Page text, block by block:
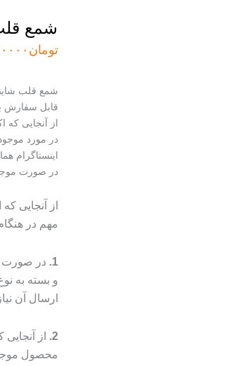
شمع
تومان
شمع قلب
قابل سفارش
از آنجایی
در مورد
اینستاگرام
در صورت موجود
از آنجایی
مهم در
1. در صورت
و بسته به
ارسال آن
2.
از
محصول